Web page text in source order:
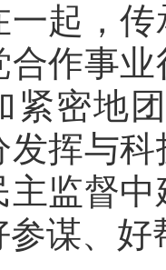
一起，
合作事
紧密地
发挥与
主监督
参谋、